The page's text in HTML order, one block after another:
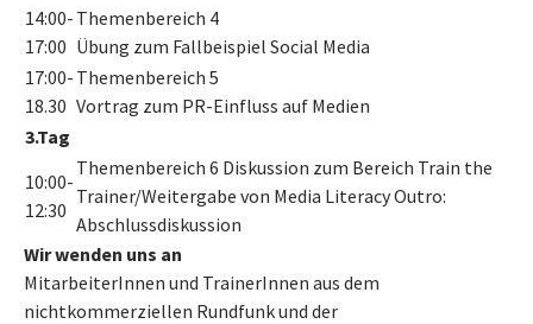
14:00-
17:00
Themenbereich 4
Übung zum Fallbeispiel Social Media
17:00-
18.30
Themenbereich 5
Vortrag zum PR-Einfluss auf Medien
3.Tag
10:00-
12:30
Themenbereich 6 Diskussion zum Bereich Train the
Trainer/Weitergabe von Media Literacy Outro:
Abschlussdiskussion
Wir wenden uns an
MitarbeiterInnen und TrainerInnen aus dem
nichtkommerziellen Rundfunk und der